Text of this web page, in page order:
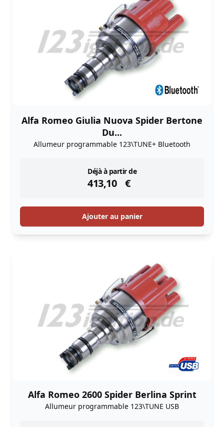
Alfa Romeo Giulia Nuova Spider Bertone
Du...
Allumeur programmable 123\TUNE+ Bluetooth
Déjà à partir de
413,10 €
instock
Ajouter au panier
Alfa Romeo 2600 Spider Berlina Sprint
Allumeur programmable 123\TUNE USB